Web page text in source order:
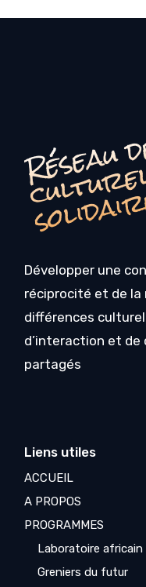
Développer une
réciprocité et de
différences
d’interaction et
partagés
Liens utiles
ACCUEIL
A PROPOS
PROGRAMMES
Laboratoire
Greniers du futur